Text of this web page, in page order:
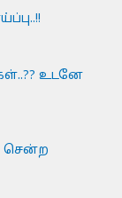
உடனே
சென்ற